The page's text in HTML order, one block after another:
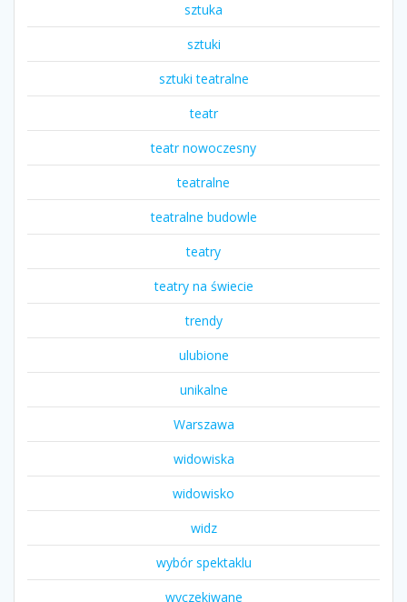
sztuka
sztuki
sztuki teatralne
teatr
teatr nowoczesny
teatralne
teatralne budowle
teatry
teatry na świecie
trendy
ulubione
unikalne
Warszawa
widowiska
widowisko
widz
wybór spektaklu
wyczekiwane